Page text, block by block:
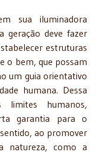
sua iluminadora
geração deve fazer
estruturas
o bem, que possam
um guia orientativo
humana. Dessa
humanos,
garantia para o
ao promover
natureza, como a